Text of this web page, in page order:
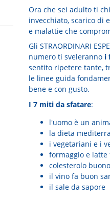
Ora che sei adulto ti
invecchiato, scarico di
e malattie che
Gli STRAORDINARI
numero ti svelerannoi
sentito ripetere tante,
le linee guida
bene e con gusto.
I 7 miti da sfatare:
l'uomo è un
la dieta
i vegetariani e i
formaggio e latte
colesterolo
il vino fa buon
il sale da sapore